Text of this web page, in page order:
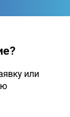
или